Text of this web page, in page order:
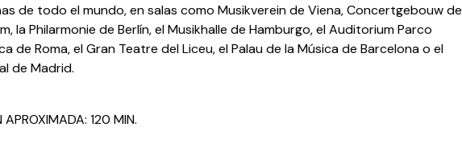
de todo el mundo, en salas como Musikverein de Viena, Concertgebouw de
la Philarmonie de Berlín, el Musikhalle de Hamburgo, el Auditorium Parco
de Roma, el Gran Teatre del Liceu, el Palau de la Música de Barcelona o el
de Madrid.
APROXIMADA: 120 MIN.